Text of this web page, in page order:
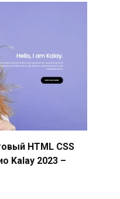
HTML CSS
Kalay 2023 –